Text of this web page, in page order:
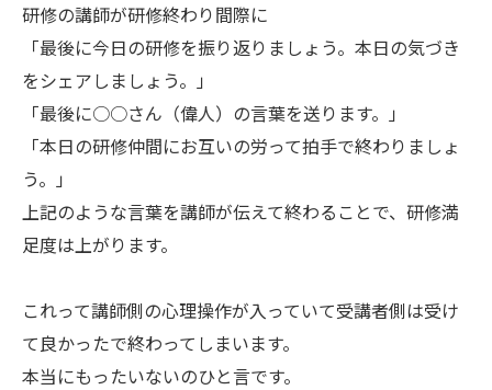
研修の講師が研修終わり間際に
「最後に今日の研修を振り返りましょう。本日の気づき
をシェアしましょう。」
「最後に○○さん（偉人）の言葉を送ります。」
「本日の研修仲間にお互いの労って拍手で終わりましょ
う。」
上記のような言葉を講師が伝えて終わることで、研修満
足度は上がります。
これって講師側の心理操作が入っていて受講者側は受け
て良かったで終わってしまいます。
本当にもったいないのひと言です。